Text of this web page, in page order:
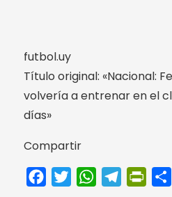
futbol.uy
Título original: «Nacional:
volvería a entrenar en el
días»
Compartir
FacebookTwitterWhatsAppTelegram